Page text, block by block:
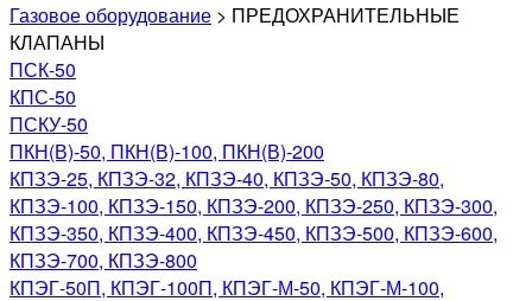
Газовое оборудование > ПРЕДОХРАНИТЕЛЬНЫЕ
КЛАПАНЫ
ПСК-50
КПС-50
ПСКУ-50
ПКН(В)-50, ПКН(В)-100, ПКН(В)-200
КПЗЭ-25, КПЗЭ-32, КПЗЭ-40, КПЗЭ-50, КПЗЭ-80,
КПЗЭ-100, КПЗЭ-150, КПЗЭ-200, КПЗЭ-250, КПЗЭ-300,
КПЗЭ-350, КПЗЭ-400, КПЗЭ-450, КПЗЭ-500, КПЗЭ-600,
КПЗЭ-700, КПЗЭ-800
КПЭГ-50П, КПЭГ-100П, КПЭГ-М-50, КПЭГ-М-100,